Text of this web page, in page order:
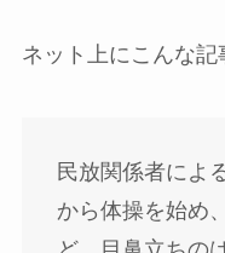
ネット上にこんな記
民放関係者によ
から体操を始め